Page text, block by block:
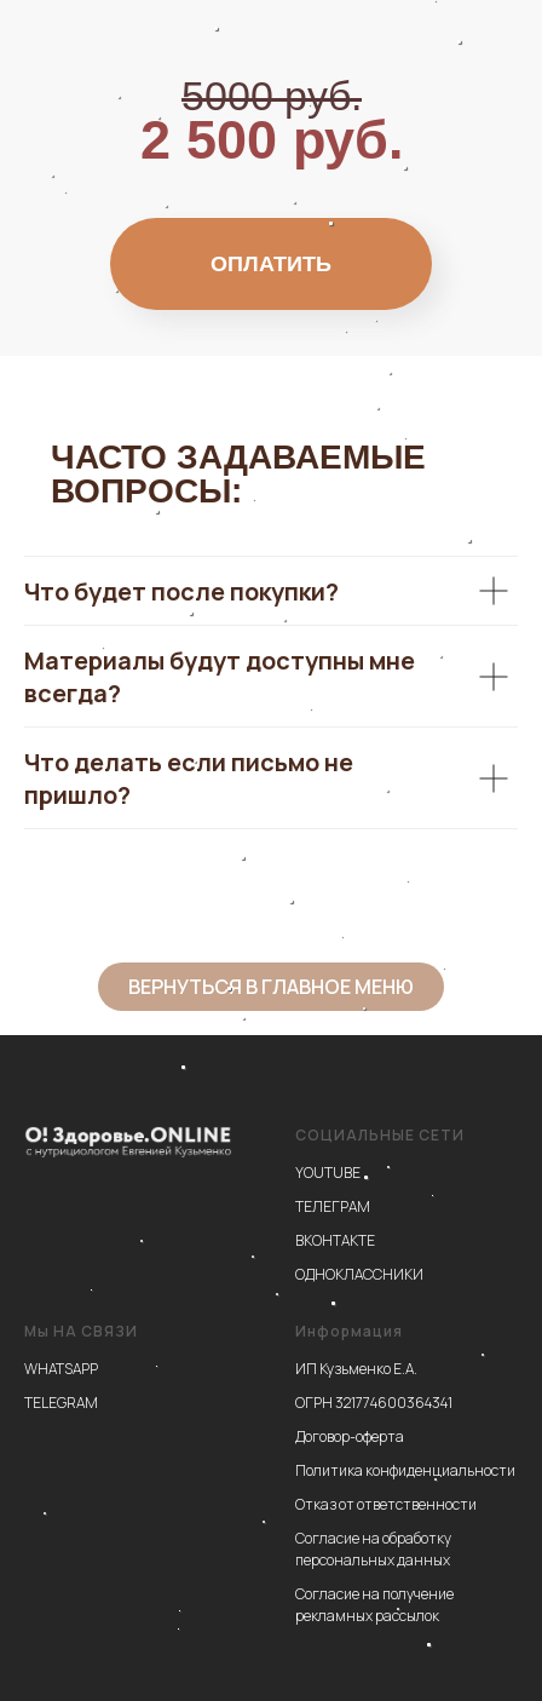
ОПЛАТИТЬ
5000 руб.
2 500 руб.
ЧАСТО ЗАДАВАЕМЫЕ
ВОПРОСЫ:
Что будет после покупки?
Материалы будут доступны мне
всегда?
Что делать если письмо не
пришло?
ВЕРНУТЬСЯ В ГЛАВНОЕ МЕНЮ
СОЦИАЛЬНЫЕ СЕТИ
YOUTUBE
ТЕЛЕГРАМ
ВКОНТАКТЕ
ОДНОКЛАССНИКИ
Мы НА СВЯЗИ
WHATSAPP
TELEGRAM
Информация
ИП Кузьменко Е.А.
ОГРН 321774600364341
Договор-оферта
Политика конфиденциальности
Отказ от ответственности
Согласие на обработку
персональных данных
Согласие на получение
рекламных рассылок